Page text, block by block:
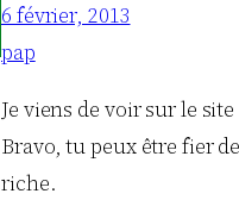
6 février, 2013
pap
Je viens de voir sur le
Bravo, tu peux être fier
riche.